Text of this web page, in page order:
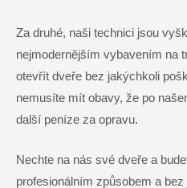
Za druhé, naši technici jsou
nejmodernějším vybavením na
otevřít dveře bez jakýchkoli
nemusíte mít obavy, že po
další peníze za opravu.
Nechte na nás své dveře a
profesionálním způsobem a